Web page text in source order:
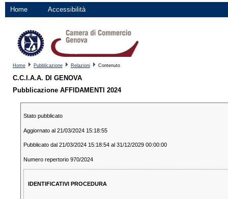
Home Accessibilità
Home Pubblicazione Relazioni Contenuto
C.C.I.A.A. DI GENOVA
Pubblicazione AFFIDAMENTI 2024
Stato pubblicato
Aggiornato al 21/03/2024 15:18:55
Pubblicato dal 21/03/2024 15:18:54 al 31/12/2029 00:00:00
Numero repertorio 970/2024
IDENTIFICATIVI PROCEDURA